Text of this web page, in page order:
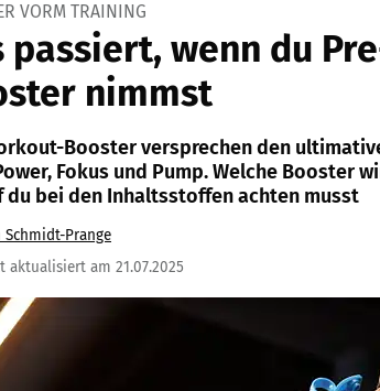
VORM TRAINING
passiert, wenn du
nimmst
Booster versprechen den
Fokus und Pump. Welche Booster
du bei den Inhaltsstoffen achten musst
Schmidt-Prange
aktualisiert am 21.07.2025